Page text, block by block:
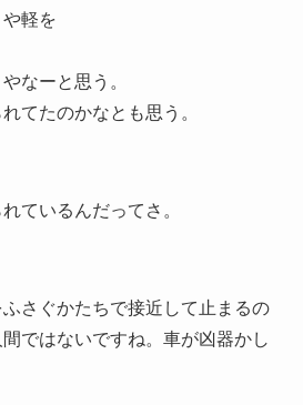
軽を
なーと思う。
てたのかなとも思う。
ているんだってさ。
さぐかたちで接近して止まるの
ではないですね。車が凶器かし